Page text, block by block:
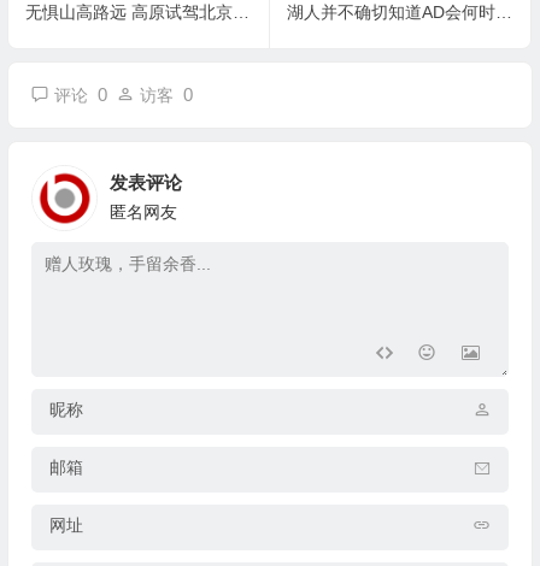
无惧山高路远 高原试驾北京越野BJ40刀锋英雄版
湖人并不确切知道AD会何时回归赛场
评论 0 访客 0
发表评论
匿名网友
昵称
邮箱
网址